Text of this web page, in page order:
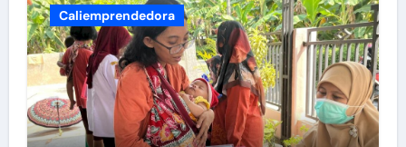
Caliemprendedora